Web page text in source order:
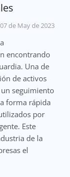
07 de May de 2023
encontrando
Una de
de activos
seguimiento
forma rápida
por
Este
de la
el